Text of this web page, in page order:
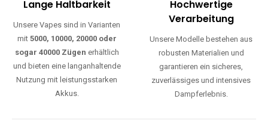
Lange Haltbarkeit
Unsere Vapes sind in Varianten
mit 5000, 10000, 20000 oder
sogar 40000 Zügen erhältlich
und bieten eine langanhaltende
Nutzung mit leistungsstarken
Akkus.
Hochwertige
Verarbeitung
Unsere Modelle bestehen aus
robusten Materialien und
garantieren ein sicheres,
zuverlässiges und intensives
Dampferlebnis.